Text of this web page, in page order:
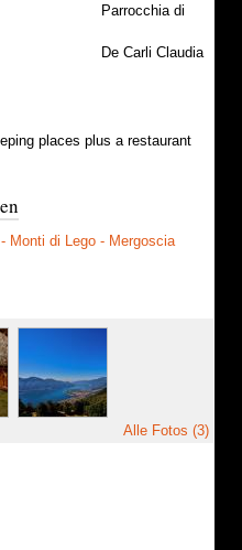
Parrocchia di
De Carli Claudia
places plus a restaurant
Monti di Lego - Mergoscia
Alle Fotos (3)